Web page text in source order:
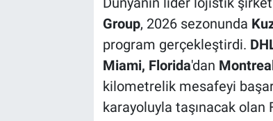
Group, 2026 sezonunda
program gerçekleştirdi.
Miami, Florida'dan
kilometrelik mesafeyi
karayoluyla taşınacak olan